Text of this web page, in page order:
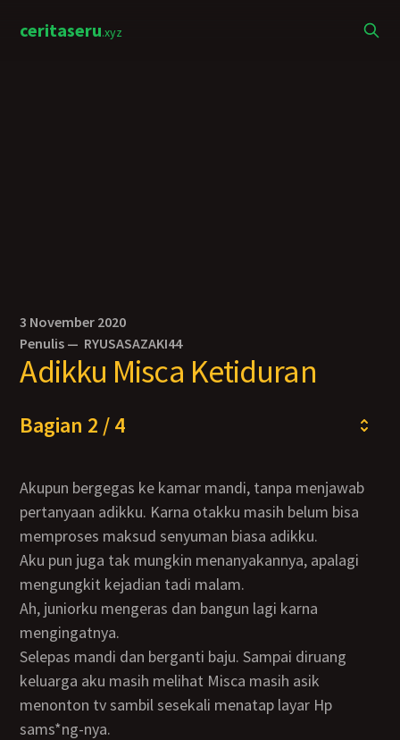
ceritaseru.xyz
3 November 2020
Penulis — RYUSASAZAKI44
Adikku Misca Ketiduran
Bagian 2 / 4
Akupun bergegas ke kamar mandi, tanpa menjawab
pertanyaan adikku. Karna otakku masih belum bisa
memproses maksud senyuman biasa adikku.
Aku pun juga tak mungkin menanyakannya, apalagi
mengungkit kejadian tadi malam.
Ah, juniorku mengeras dan bangun lagi karna
mengingatnya.
Selepas mandi dan berganti baju. Sampai diruang
keluarga aku masih melihat Misca masih asik
menonton tv sambil sesekali menatap layar Hp
sams*ng-nya.